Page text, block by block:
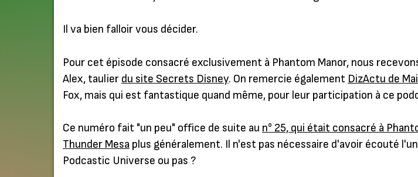
Il va bien falloir vous décider.
Pour cet épisode consacré exclusivement à Phantom Manor, nous
Alex, taulier du site Secrets Disney. On remercie également DizActu de
Fox, mais qui est fantastique quand même, pour leur participation à ce
Ce numéro fait "un peu" office de suite au n° 25, qui était consacré à
Thunder Mesa plus généralement. Il n'est pas nécessaire d'avoir écouté
Podcastic Universe ou pas ?